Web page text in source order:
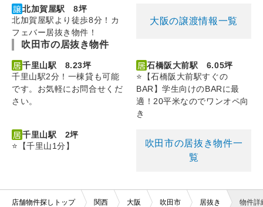
北加賀屋駅 8坪
北加賀屋駅より徒歩8分！カ
フェバー居抜き物件！
大阪の譲渡情報一覧
吹田市の居抜き物件
千里山駅 8.23坪
千里山駅2分！一棟貸も可能
です。お気軽にお問合せくだ
さい。
石橋阪大前駅 6.05坪
⭐【石橋阪大前駅すぐの
BAR】学生向けのBARに最
適！20平米なのでワンオペ向
き
千里山駅 2坪
⭐【千里山1分】
吹田市の居抜き物件一
覧
店舗物件探しトップ 関西 大阪 吹田市 居抜き 物件詳